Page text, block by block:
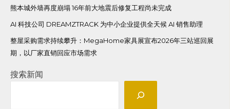
熊本城外墙再度崩塌 16年前大地震后修复工程尚未完成
AI 科技公司 DREAMZTRACK 为中小企业提供全天候 AI 销售助理
整屋采购需求持续攀升：MegaHome家具展宣布2026年三站巡回展
期，以厂家直销回应市场需求
搜索新闻